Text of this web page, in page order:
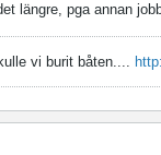
längre, pga annan
vi burit båten....